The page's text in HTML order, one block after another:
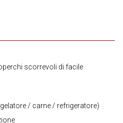
scorrevoli di facile
/ carne / refrigeratore)